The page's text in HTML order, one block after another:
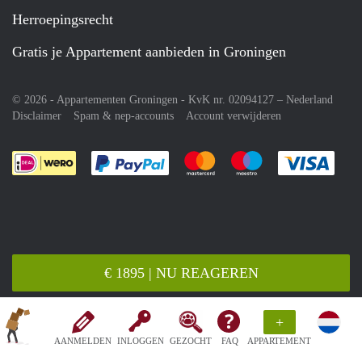
AANMELDEN INLOGGEN GEZOCHT FAQ
+
APPARTEMENT
€ 1895 | NU REAGEREN
Herroepingsrecht
Gratis je Appartement aanbieden in Groningen
© 2026 - Appartementen Groningen - KvK nr. 02094127 – Nederland
Disclaimer
Spam & nep-accounts Account verwijderen
Je rekent gemakkelijk af met Paypal
Je rekent gemakkelijk af met
Je rekent